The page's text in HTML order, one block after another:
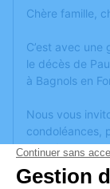
Chère famille,
C’est avec
le décès de
à Bagnols en
Nous vous
condoléances,
anecdote ou
ou des textes.
honorer la